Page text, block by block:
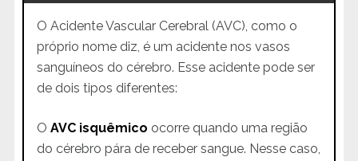
O Acidente Vascular Cerebral (AVC), como o
próprio nome diz, é um acidente nos vasos
sanguíneos do cérebro. Esse acidente pode ser
de dois tipos diferentes:
O AVC isquêmico ocorre quando uma região
do cérebro pára de receber sangue. Nesse caso,